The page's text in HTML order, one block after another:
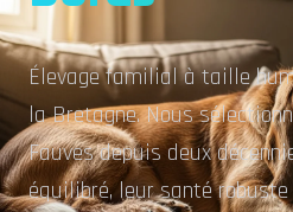
Élevage familial à taille
la Bretagne. Nous
Fauves depuis deux
équilibré, leur santé